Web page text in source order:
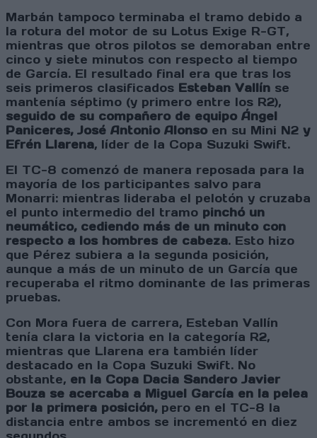
Marbán tampoco terminaba el tramo debido a
la rotura del motor de su Lotus Exige R-GT,
mientras que otros pilotos se demoraban entre
cinco y siete minutos con respecto al tiempo
de García. El resultado final era que tras los
seis primeros clasificados Esteban Vallín se
mantenía séptimo (y primero entre los R2),
seguido de su compañero de equipo Ángel
Paniceres, José Antonio Alonso en su Mini N2 y
Efrén Llarena, líder de la Copa Suzuki Swift.
El TC-8 comenzó de manera reposada para la
mayoría de los participantes salvo para
Monarri: mientras lideraba el pelotón y cruzaba
el punto intermedio del tramo pinchó un
neumático, cediendo más de un minuto con
respecto a los hombres de cabeza. Esto hizo
que Pérez subiera a la segunda posición,
aunque a más de un minuto de un García que
recuperaba el ritmo dominante de las primeras
pruebas.
Con Mora fuera de carrera, Esteban Vallín
tenía clara la victoria en la categoría R2,
mientras que Llarena era también líder
destacado en la Copa Suzuki Swift. No
obstante, en la Copa Dacia Sandero Javier
Bouza se acercaba a Miguel García en la pelea
por la primera posición, pero en el TC-8 la
distancia entre ambos se incrementó en diez